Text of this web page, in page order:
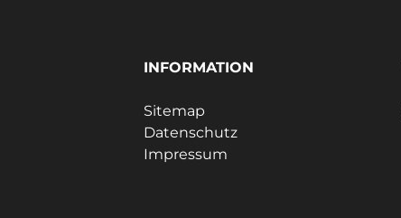
INFORMATION
Sitemap
Datenschutz
Impressum